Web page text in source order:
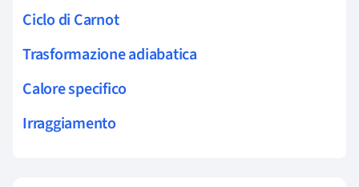
Ciclo di Carnot
Trasformazione adiabatica
Calore specifico
Irraggiamento